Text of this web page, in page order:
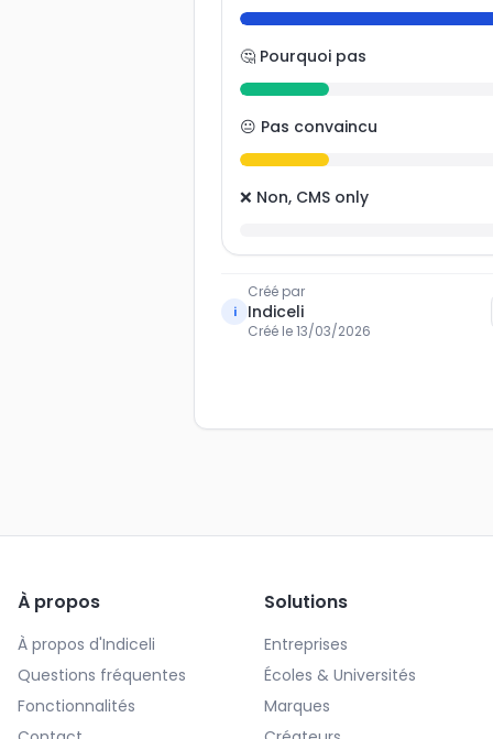
🤔 Pourquoi pas
😐 Pas convaincu
❌ Non, CMS only
i
Créé par
Indiceli
Créé le13/03/2026
À propos
À propos d'Indiceli
Questions fréquentes
Fonctionnalités
Solutions
Entreprises
Écoles & Universités
Marques